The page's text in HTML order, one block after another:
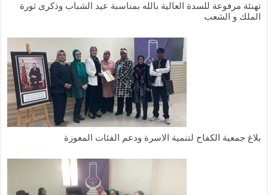
تهنئة مرفوعة للسدة العالية بالله بمناسبة عيد الشباب وذكرى ثورة
و الشعب
جمعية الكفاح لتنمية الاسرة ودعم الفئات المعوزة